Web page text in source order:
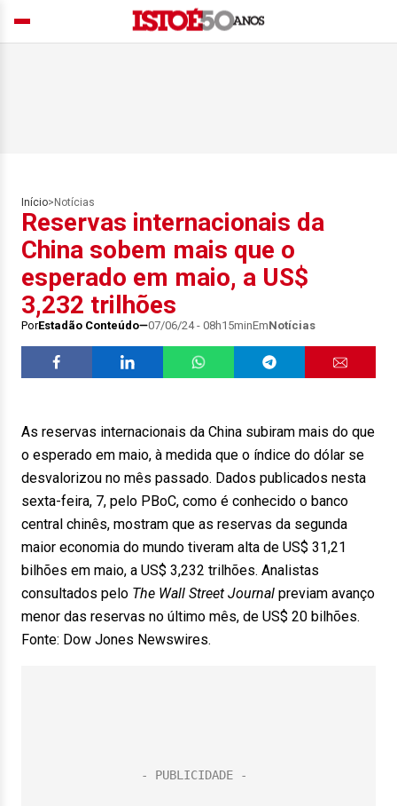
Início> Notícias
Reservas internacionais da
China sobem mais que o
esperado em maio, a US$
3,232 trilhões
PorEstadão Conteúdo 07/06/24 - 08h15minEmNotícias
As reservas internacionais da China subiram mais do que
o esperado em maio, à medida que o índice do dólar se
desvalorizou no mês passado. Dados publicados nesta
sexta-feira, 7, pelo PBoC, como é conhecido o banco
central chinês, mostram que as reservas da segunda
maior economia do mundo tiveram alta de US$ 31,21
bilhões em maio, a US$ 3,232 trilhões. Analistas
consultados pelo The Wall Street Journal previam avanço
menor das reservas no último mês, de US$ 20 bilhões.
Fonte: Dow Jones Newswires.